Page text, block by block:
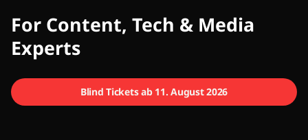
CMCX
For Content, Tech & Media
Experts
Blind Tickets ab 11. August 2026